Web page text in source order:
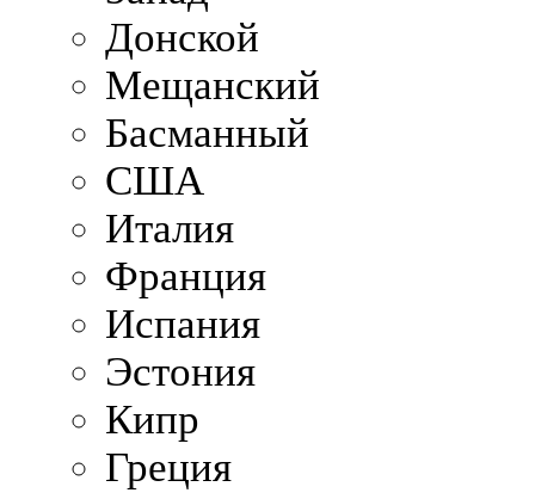
Донской
Мещанский
Басманный
США
Италия
Франция
Испания
Эстония
Кипр
Греция